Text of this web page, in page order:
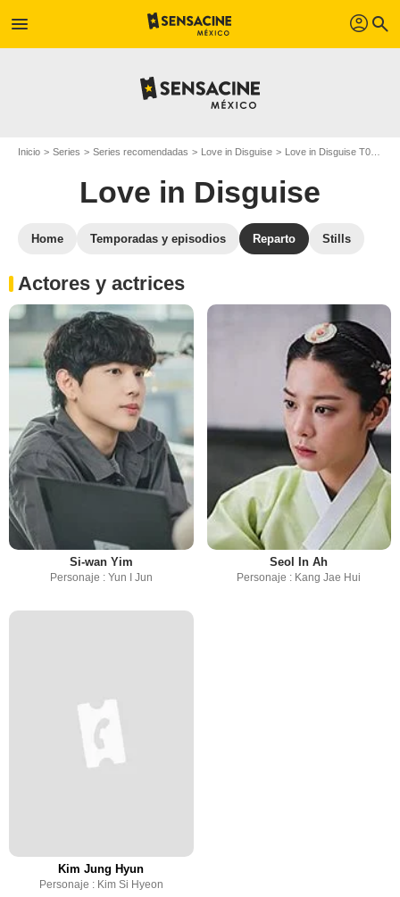
menu profil search
Inicio Series Series recomendadas Love in Disguise Love in Disguise T01
Love in Disguise
Home Temporadas y episodios Reparto Stills
Actores y actrices
Si-wan Yim
Personaje : Yun I Jun
Seol In Ah
Personaje : Kang Jae Hui
Kim Jung Hyun
Personaje : Kim Si Hyeon